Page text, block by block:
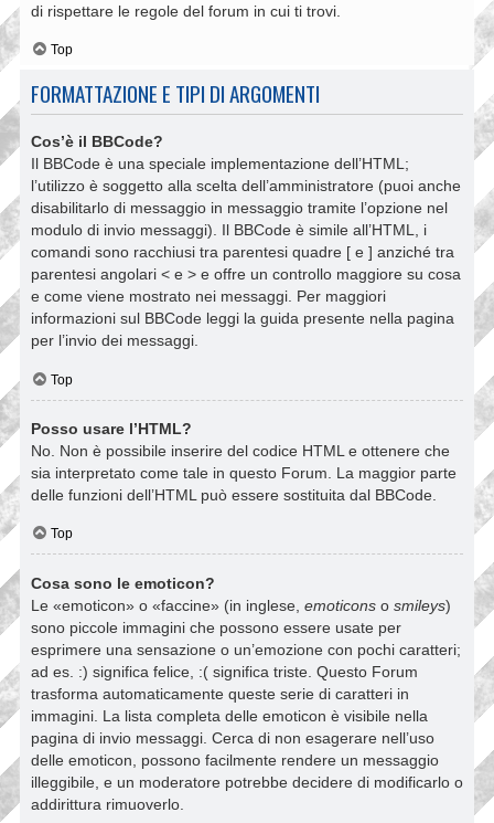
di rispettare le regole del forum in cui ti trovi.
Top
FORMATTAZIONE E TIPI DI ARGOMENTI
Cos’è il BBCode?
Il BBCode è una speciale implementazione dell’HTML;
l’utilizzo è soggetto alla scelta dell’amministratore (puoi anche
disabilitarlo di messaggio in messaggio tramite l’opzione nel
modulo di invio messaggi). Il BBCode è simile all’HTML, i
comandi sono racchiusi tra parentesi quadre [ e ] anziché tra
parentesi angolari < e > e offre un controllo maggiore su cosa
e come viene mostrato nei messaggi. Per maggiori
informazioni sul BBCode leggi la guida presente nella pagina
per l’invio dei messaggi.
Top
Posso usare l’HTML?
No. Non è possibile inserire del codice HTML e ottenere che
sia interpretato come tale in questo Forum. La maggior parte
delle funzioni dell’HTML può essere sostituita dal BBCode.
Top
Cosa sono le emoticon?
Le «emoticon» o «faccine» (in inglese, emoticons o smileys)
sono piccole immagini che possono essere usate per
esprimere una sensazione o un’emozione con pochi caratteri;
ad es. :) significa felice, :( significa triste. Questo Forum
trasforma automaticamente queste serie di caratteri in
immagini. La lista completa delle emoticon è visibile nella
pagina di invio messaggi. Cerca di non esagerare nell’uso
delle emoticon, possono facilmente rendere un messaggio
illeggibile, e un moderatore potrebbe decidere di modificarlo o
addirittura rimuoverlo.